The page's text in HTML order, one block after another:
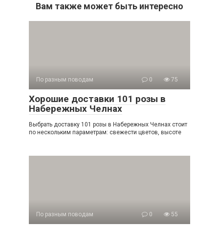
Вам также может быть интересно
По разным поводам 0 75
Хорошие доставки 101 розы в
Набережных Челнах
Выбрать доставку 101 розы в Набережных Челнах стоит
по нескольким параметрам: свежести цветов, высоте
По разным поводам 0 55